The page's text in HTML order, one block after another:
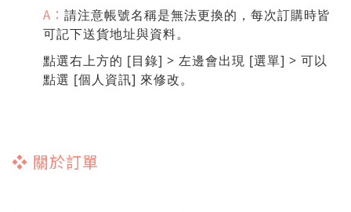
A： 請注意帳號名稱是無法更換的，每次訂購時皆
可記下送貨地址與資料。
點選右上方的 [目錄] > 左邊會出現 [選單] > 可以
點選 [個人資訊] 來修改。
❖ 關於訂單